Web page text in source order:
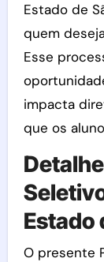
Estado de
quem
Esse
impacta
que os
Estado
O presente